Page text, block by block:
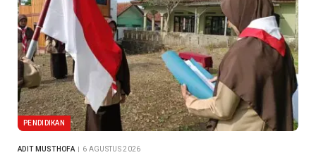
PENDIDIKAN
ADIT MUSTHOFA 6 AGUSTUS 2026